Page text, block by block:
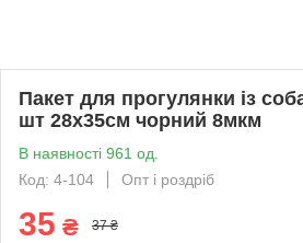
Пакет для прогулянки із
шт 28х35см чорний 8мкм
В наявності 961 од.
Код: 4-104
Опт і роздріб
35 ₴ 37 ₴